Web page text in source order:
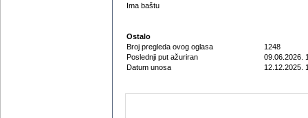
Ima baštu
Ostalo
Broj pregleda ovog oglasa
1248
Poslednji put ažuriran
09.06.2026.
Datum unosa
12.12.2025.